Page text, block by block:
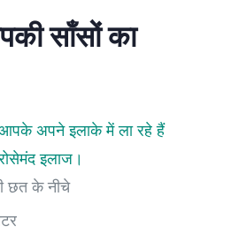
साँसों का
अपने इलाके में ला रहे हैं
इलाज।
छत के नीचे